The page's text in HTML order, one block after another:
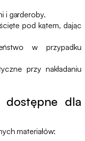
i garderoby.
pod kątem, dając
w przypadku
przy nakładaniu
dostępne dla
materiałów: